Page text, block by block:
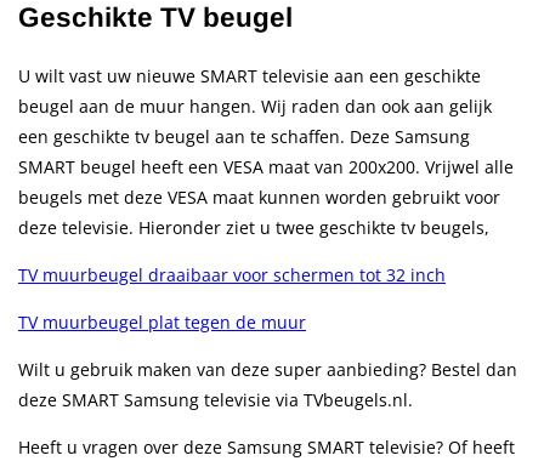
Geschikte TV beugel
U wilt vast uw nieuwe SMART televisie aan een geschikte
beugel aan de muur hangen. Wij raden dan ook aan gelijk
een geschikte tv beugel aan te schaffen. Deze Samsung
SMART beugel heeft een VESA maat van 200x200. Vrijwel alle
beugels met deze VESA maat kunnen worden gebruikt voor
deze televisie. Hieronder ziet u twee geschikte tv beugels,
TV muurbeugel draaibaar voor schermen tot 32 inch
TV muurbeugel plat tegen de muur
Wilt u gebruik maken van deze super aanbieding? Bestel dan
deze SMART Samsung televisie via TVbeugels.nl.
Heeft u vragen over deze Samsung SMART televisie? Of heeft